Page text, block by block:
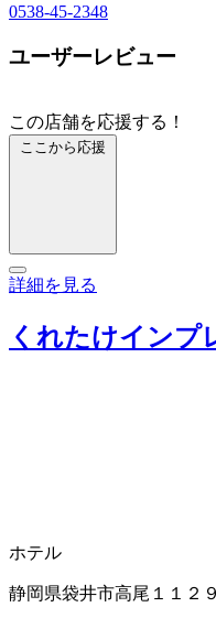
0538-45-2348
ユーザーレビュー
この店舗を応援する！
ここから応援
詳細を見る
くれたけインプ
ホテル
静岡県袋井市高尾１１２